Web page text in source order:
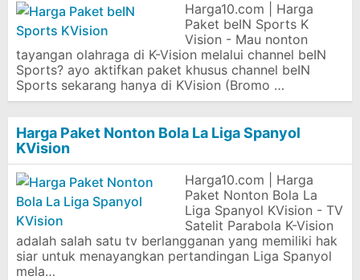
Harga10.com | Harga
Paket beIN Sports K
Vision - Mau nonton
tayangan olahraga di K-Vision melalui channel beIN
Sports? ayo aktifkan paket khusus channel beIN
Sports sekarang hanya di KVision (Bromo …
Harga Paket Nonton Bola La Liga Spanyol
KVision
Harga10.com | Harga
Paket Nonton Bola La
Liga Spanyol KVision - TV
Satelit Parabola K-Vision
adalah salah satu tv berlangganan yang memiliki hak
siar untuk menayangkan pertandingan Liga Spanyol
mela…